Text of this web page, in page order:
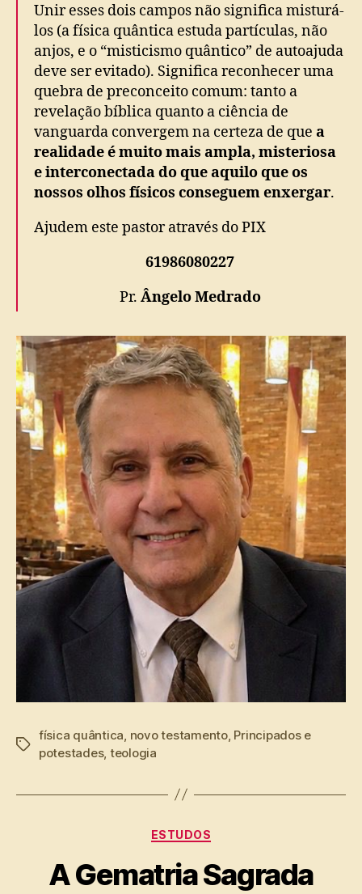
Unir esses dois campos não significa misturá-
los (a física quântica estuda partículas, não
anjos, e o “misticismo quântico” de autoajuda
deve ser evitado). Significa reconhecer uma
quebra de preconceito comum: tanto a
revelação bíblica quanto a ciência de
vanguarda convergem na certeza de que a
realidade é muito mais ampla, misteriosa
e interconectada do que aquilo que os
nossos olhos físicos conseguem enxergar.
Ajudem este pastor através do PIX
61986080227
Pr. Ângelo Medrado
Tags
física quântica novo testamento, Principados e
potestades, teologia
Categorias
ESTUDOS
A Gematria Sagrada